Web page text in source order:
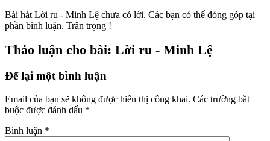
Bài hát Lời ru - Minh Lệ chưa có lời. Các bạn có thể đóng góp tại
phần bình luận. Trân trọng !
Thảo luận cho bài: Lời ru - Minh Lệ
Để lại một bình luận
Email của bạn sẽ không được hiển thị công khai. Các trường bắt
buộc được đánh dấu *
Bình luận *